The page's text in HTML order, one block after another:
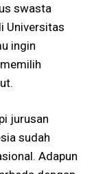
swasta
Universitas
ingin
jurusan
sudah
Adapun